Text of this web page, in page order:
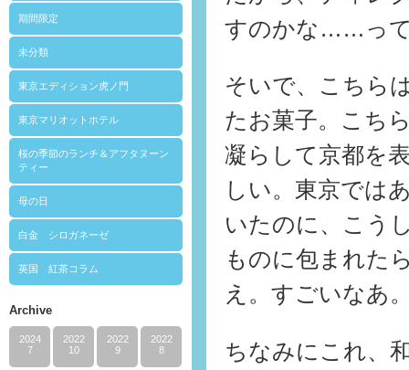
期間限定
未分類
東京エディション虎ノ門
東京マリオットホテル
桜の季節のランチ＆アフタヌーン
ティー
母の日
白金 シロガネーゼ
英国 紅茶コラム
Archive
2024
7
2022
10
2022
9
2022
8
すのかな……って
そいで、こちら
たお菓子。こち
凝らして京都を
しい。東京では
いたのに、こう
ものに包まれた
え。すごいなあ
ちなみにこれ、